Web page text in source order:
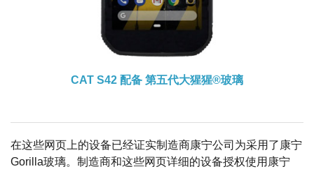
CAT S42 配备 第五代大猩猩®玻璃
在这些网页上的设备已经证实制造商康宁公司为采用了康宁
Gorilla玻璃。制造商和这些网页详细的设备授权使用康宁